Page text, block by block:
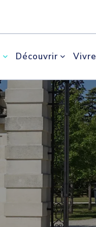
Découvrir Vivre